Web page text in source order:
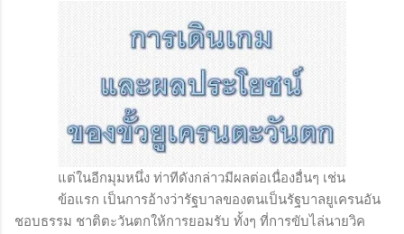
แต่ในอีกมุมหนึ่ง ท่าทีดังกล่าวมีผลต่อเนื่องอื่นๆ เช่น
ข้อแรก เป็นการอ้างว่ารัฐบาลของตนเป็นรัฐบาลยูเครนอัน
ชอบธรรม ชาติตะวันตกให้การยอมรับ ทั้งๆ ที่การขับไล่นายวิค